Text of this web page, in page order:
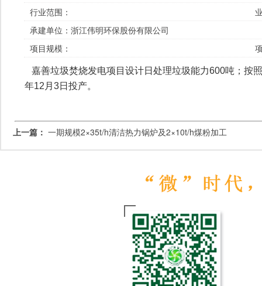
行业范围：
承建单位： 浙江伟明环保股份有限公司
项目规模：
嘉善垃圾焚烧发电项目设计日处理垃圾能力600吨；按
年12月3日投产。
上一篇： 一期规模2×35t/h清洁热力锅炉及2×10t/h煤粉加工